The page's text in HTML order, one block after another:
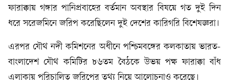
ফারাক্কায় গঙ্গার পানিপ্রবাহের বর্তমান অবস্থার বিষয়ে গত দুই দিন
ধরে সরেজমিনে জরিপ করেছিলেন দুই দেশের কারিগরি বিশেষজ্ঞরা।
এরপর যৌথ নদী কমিশনের অধীনে পশ্চিমবঙ্গের কলকাতায় ভারত-
বাংলাদেশ যৌথ কমিটির ৮৬তম বৈঠকে উভয় পক্ষ ফারাক্কা বাঁধ
এলাকায় পরিচালিত জরিপের তথ্য নিয়ে আলোচনাও করেছে।